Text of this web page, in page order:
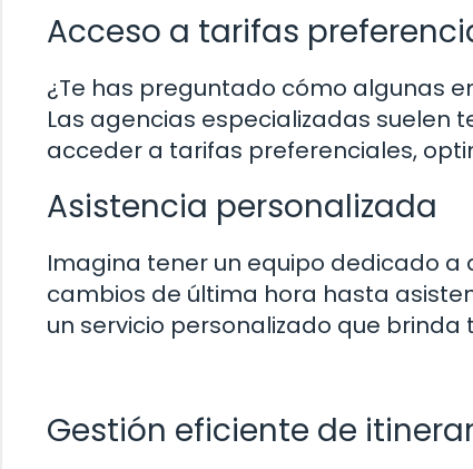
Acceso a tarifas
¿Te has preguntado cómo algunas
Las agencias especializadas suelen
acceder a tarifas preferenciales,
Asistencia personalizada
Imagina tener un equipo dedicado
cambios de última hora hasta
un servicio personalizado que
Gestión eficiente de